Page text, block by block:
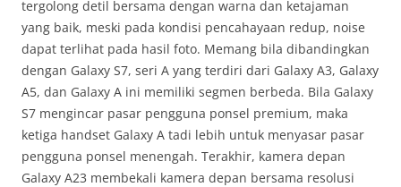
tergolong detil bersama dengan warna dan ketajaman
yang baik, meski pada kondisi pencahayaan redup, noise
dapat terlihat pada hasil foto. Memang bila dibandingkan
dengan Galaxy S7, seri A yang terdiri dari Galaxy A3, Galaxy
A5, dan Galaxy A ini memiliki segmen berbeda. Bila Galaxy
S7 mengincar pasar pengguna ponsel premium, maka
ketiga handset Galaxy A tadi lebih untuk menyasar pasar
pengguna ponsel menengah. Terakhir, kamera depan
Galaxy A23 membekali kamera depan bersama resolusi